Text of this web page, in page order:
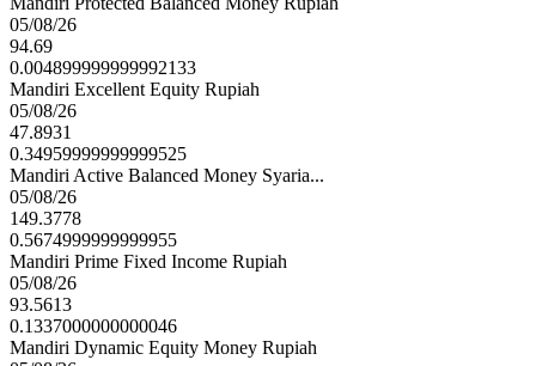
05/08/26
94.69
0.004899999999992133
Mandiri Excellent Equity Rupiah
05/08/26
47.8931
0.34959999999999525
Mandiri Active Balanced Money Syaria...
05/08/26
149.3778
0.5674999999999955
Mandiri Prime Fixed Income Rupiah
05/08/26
93.5613
0.1337000000000046
Mandiri Dynamic Equity Money Rupiah